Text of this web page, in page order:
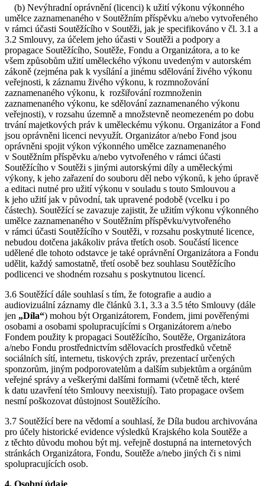
(b) Nevýhradní oprávnění (licenci) k užití výkonu výkonného
umělce zaznamenaného v Soutěžním příspěvku a/nebo vytvořeného
v rámci účasti Soutěžícího v Soutěži, jak je specifikováno v čl. 3.1 a
3.2 Smlouvy, za účelem jeho účasti v Soutěži a podpory a
propagace Soutěžícího, Soutěže, Fondu a Organizátora, a to ke
všem způsobům užití uměleckého výkonu uvedeným v autorském
zákoně (zejména pak k vysílání a jinému sdělování živého výkonu
veřejnosti, k záznamu živého výkonu, k rozmnožování
zaznamenaného výkonu, k rozšiřování rozmnoženin
zaznamenaného výkonu, ke sdělování zaznamenaného výkonu
veřejnosti), v rozsahu územně a množstevně neomezeném po dobu
trvání majetkových práv k uměleckému výkonu. Organizátor a Fond
jsou oprávněni licenci nevyužít. Organizátor a/nebo Fond jsou
oprávněni spojit výkon výkonného umělce zaznamenaného
v Soutěžním příspěvku a/nebo vytvořeného v rámci účasti
Soutěžícího v Soutěži s jinými autorskými díly a uměleckými
výkony, k jeho zařazení do souboru děl nebo výkonů, k jeho úpravě
a editaci nutné pro užití výkonu v souladu s touto Smlouvou a
k jeho užití jak v původní, tak upravené podobě (vcelku i po
částech). Soutěžící se zavazuje zajistit, že užitím výkonu výkonného
umělce zaznamenaného v Soutěžním příspěvku/vytvořeného
v rámci účasti Soutěžícího v Soutěži, v rozsahu poskytnuté licence,
nebudou dotčena jakákoliv práva třetích osob. Součástí licence
udělené dle tohoto odstavce je také oprávnění Organizátora a Fondu
udělit, každý samostatně, třetí osobě bez souhlasu Soutěžícího
podlicenci ve shodném rozsahu s poskytnutou licencí.
3.6 Soutěžící dále souhlasí s tím, že fotografie a audio a
audiovizuální záznamy dle článků 3.1, 3.3 a 3.5 této Smlouvy (dále
jen „Díla“) mohou být Organizátorem, Fondem, jimi pověřenými
osobami a osobami spolupracujícími s Organizátorem a/nebo
Fondem použity k propagaci Soutěžícího, Soutěže, Organizátora
a/nebo Fondu prostřednictvím sdělovacích prostředků včetně
sociálních sítí, internetu, tiskových zpráv, prezentací určených
sponzorům, jiným podporovatelům a dalším subjektům a orgánům
veřejné správy a veškerými dalšími formami (včetně těch, které
k datu uzavření této Smlouvy neexistují). Tato propagace ovšem
nesmí poškozovat důstojnost Soutěžícího.
3.7 Soutěžící bere na vědomí a souhlasí, že Díla budou archivována
pro účely historické evidence výsledků Krajského kola Soutěže a
z těchto důvodu mohou být mj. veřejně dostupná na internetových
stránkách Organizátora, Fondu, Soutěže a/nebo jiných či s nimi
spolupracujících osob.
4. Osobní údaje